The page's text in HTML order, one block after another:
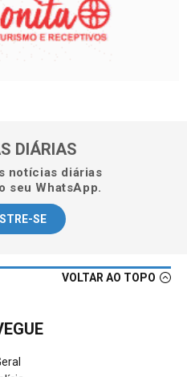
DIÁRIAS
notícias diárias
seu WhatsApp.
SE
VOLTAR AO TOPO